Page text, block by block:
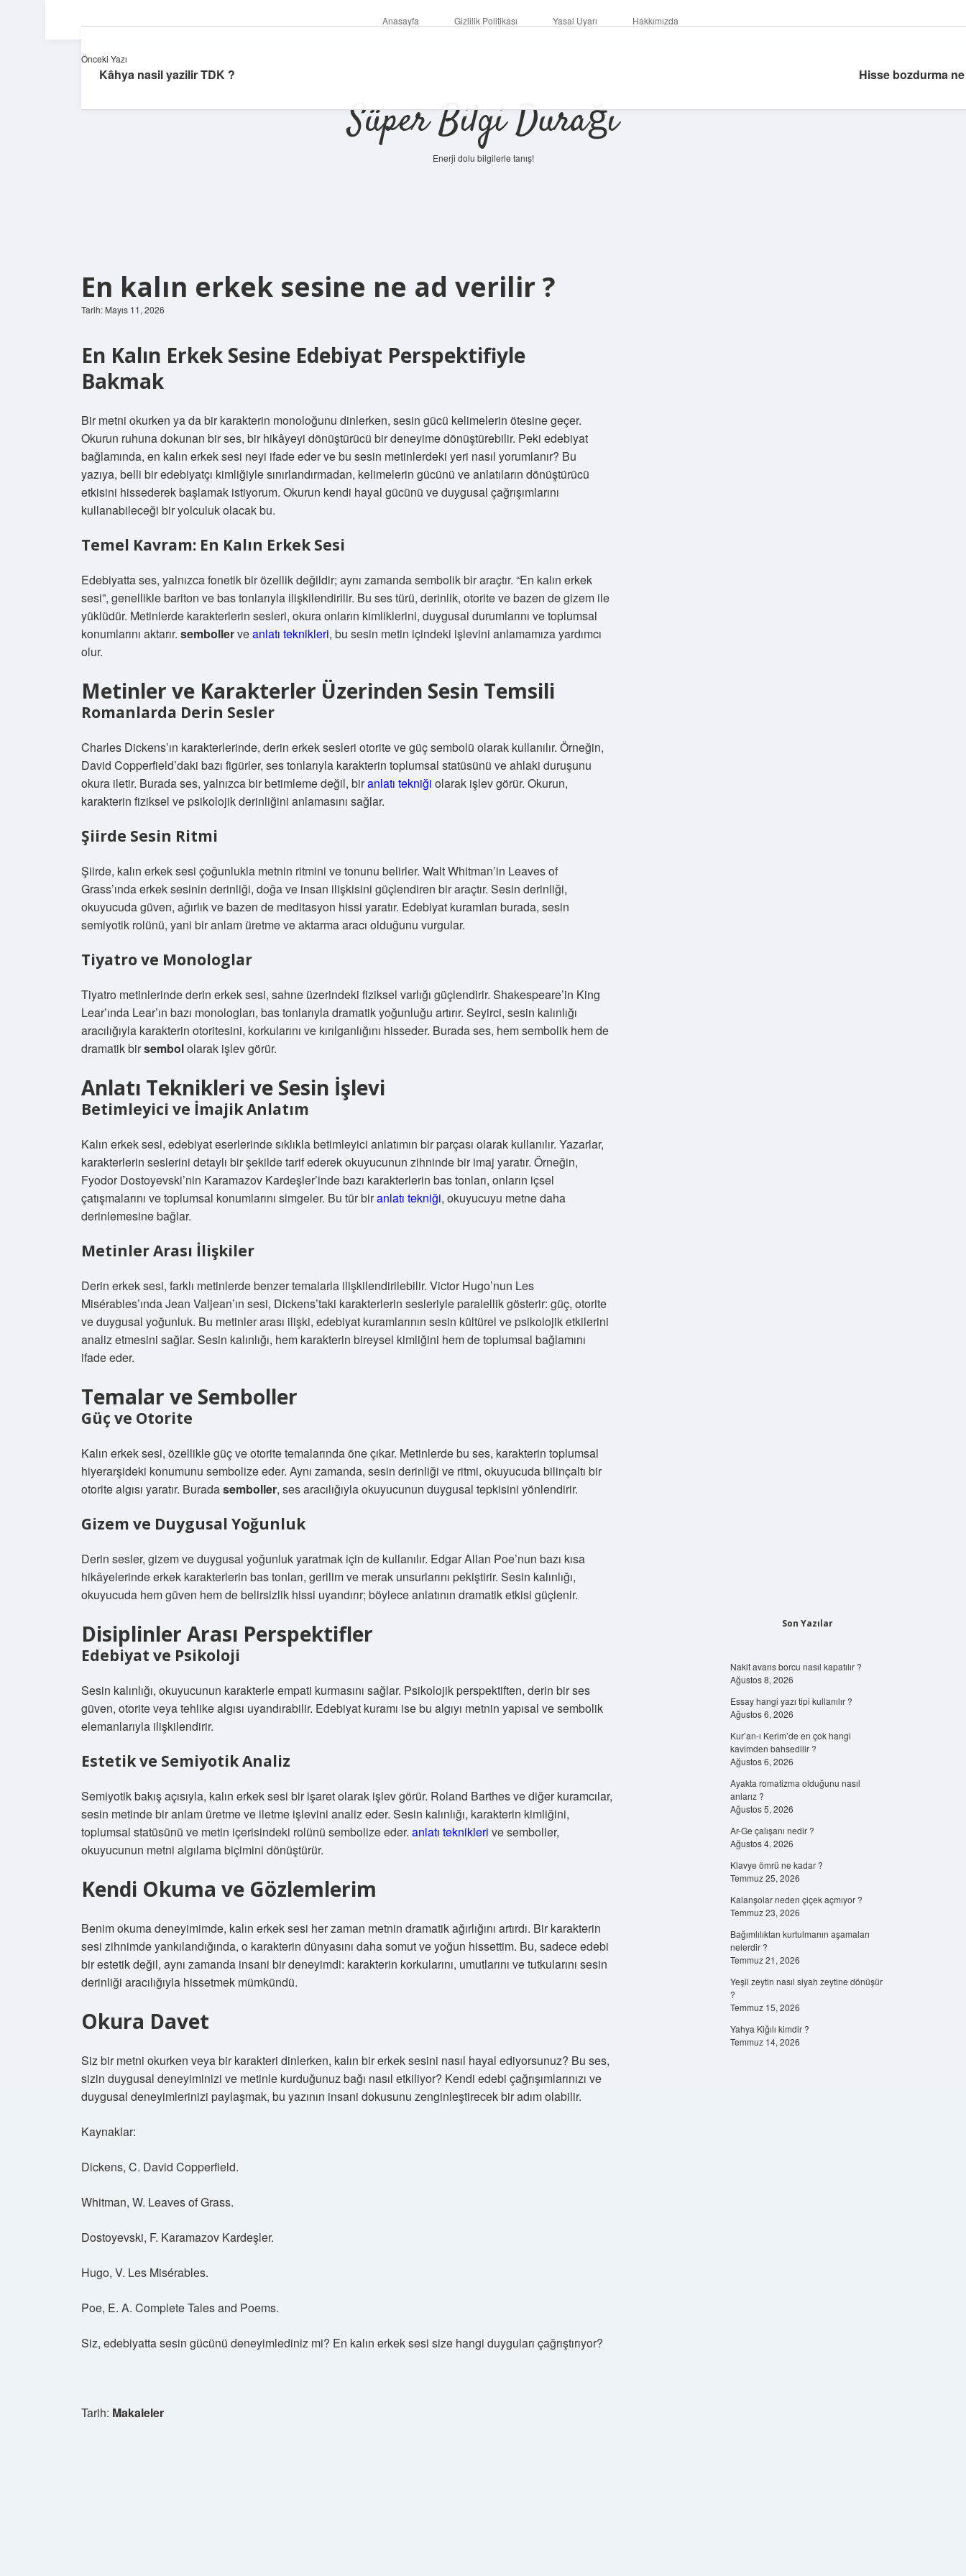
Anasayfa Gizlilik Politikası Yasal Uyarı Hakkımızda
Süper Bilgi Durağı
Enerji dolu bilgilerle tanış!
En kalın erkek sesine ne ad verilir ?
Tarih: Mayıs 11, 2026
En Kalın Erkek Sesine Edebiyat Perspektifiyle
Bakmak
Bir metni okurken ya da bir karakterin monoloğunu dinlerken, sesin gücü kelimelerin ötesine geçer.
Okurun ruhuna dokunan bir ses, bir hikâyeyi dönüştürücü bir deneyime dönüştürebilir. Peki edebiyat
bağlamında, en kalın erkek sesi neyi ifade eder ve bu sesin metinlerdeki yeri nasıl yorumlanır? Bu
yazıya, belli bir edebiyatçı kimliğiyle sınırlandırmadan, kelimelerin gücünü ve anlatıların dönüştürücü
etkisini hissederek başlamak istiyorum. Okurun kendi hayal gücünü ve duygusal çağrışımlarını
kullanabileceği bir yolculuk olacak bu.
Temel Kavram: En Kalın Erkek Sesi
Edebiyatta ses, yalnızca fonetik bir özellik değildir; aynı zamanda sembolik bir araçtır. “En kalın erkek
sesi”, genellikle bariton ve bas tonlarıyla ilişkilendirilir. Bu ses türü, derinlik, otorite ve bazen de gizem ile
yüklüdür. Metinlerde karakterlerin sesleri, okura onların kimliklerini, duygusal durumlarını ve toplumsal
konumlarını aktarır. sembollerveanlatı teknikleri, bu sesin metin içindeki işlevini anlamamıza yardımcı
olur.
Metinler ve Karakterler Üzerinden Sesin Temsili
Romanlarda Derin Sesler
Charles Dickens’ın karakterlerinde, derin erkek sesleri otorite ve güç sembolü olarak kullanılır. Örneğin,
David Copperfield’daki bazı figürler, ses tonlarıyla karakterin toplumsal statüsünü ve ahlaki duruşunu
okura iletir. Burada ses, yalnızca bir betimleme değil, biranlatı tekniği olarak işlev görür. Okurun,
karakterin fiziksel ve psikolojik derinliğini anlamasını sağlar.
Şiirde Sesin Ritmi
Şiirde, kalın erkek sesi çoğunlukla metnin ritmini ve tonunu belirler. Walt Whitman’in Leaves of
Grass’ında erkek sesinin derinliği, doğa ve insan ilişkisini güçlendiren bir araçtır. Sesin derinliği,
okuyucuda güven, ağırlık ve bazen de meditasyon hissi yaratır. Edebiyat kuramları burada, sesin
semiyotik rolünü, yani bir anlam üretme ve aktarma aracı olduğunu vurgular.
Tiyatro ve Monologlar
Tiyatro metinlerinde derin erkek sesi, sahne üzerindeki fiziksel varlığı güçlendirir. Shakespeare’in King
Lear’ında Lear’ın bazı monologları, bas tonlarıyla dramatik yoğunluğu artırır. Seyirci, sesin kalınlığı
aracılığıyla karakterin otoritesini, korkularını ve kırılganlığını hisseder. Burada ses, hem sembolik hem de
dramatik birsembololarak işlev görür.
Anlatı Teknikleri ve Sesin İşlevi
Betimleyici ve İmajik Anlatım
Kalın erkek sesi, edebiyat eserlerinde sıklıkla betimleyici anlatımın bir parçası olarak kullanılır. Yazarlar,
karakterlerin seslerini detaylı bir şekilde tarif ederek okuyucunun zihninde bir imaj yaratır. Örneğin,
Fyodor Dostoyevski’nin Karamazov Kardeşler’inde bazı karakterlerin bas tonları, onların içsel
çatışmalarını ve toplumsal konumlarını simgeler. Bu tür biranlatı tekniği, okuyucuyu metne daha
derinlemesine bağlar.
Metinler Arası İlişkiler
Derin erkek sesi, farklı metinlerde benzer temalarla ilişkilendirilebilir. Victor Hugo’nun Les
Misérables’ında Jean Valjean’ın sesi, Dickens’taki karakterlerin sesleriyle paralellik gösterir: güç, otorite
ve duygusal yoğunluk. Bu metinler arası ilişki, edebiyat kuramlarının sesin kültürel ve psikolojik etkilerini
analiz etmesini sağlar. Sesin kalınlığı, hem karakterin bireysel kimliğini hem de toplumsal bağlamını
ifade eder.
Temalar ve Semboller
Güç ve Otorite
Kalın erkek sesi, özellikle güç ve otorite temalarında öne çıkar. Metinlerde bu ses, karakterin toplumsal
hiyerarşideki konumunu sembolize eder. Aynı zamanda, sesin derinliği ve ritmi, okuyucuda bilinçaltı bir
otorite algısı yaratır. Buradasemboller, ses aracılığıyla okuyucunun duygusal tepkisini yönlendirir.
Gizem ve Duygusal Yoğunluk
Derin sesler, gizem ve duygusal yoğunluk yaratmak için de kullanılır. Edgar Allan Poe’nun bazı kısa
hikâyelerinde erkek karakterlerin bas tonları, gerilim ve merak unsurlarını pekiştirir. Sesin kalınlığı,
okuyucuda hem güven hem de belirsizlik hissi uyandırır; böylece anlatının dramatik etkisi güçlenir.
Disiplinler Arası Perspektifler
Edebiyat ve Psikoloji
Sesin kalınlığı, okuyucunun karakterle empati kurmasını sağlar. Psikolojik perspektiften, derin bir ses
güven, otorite veya tehlike algısı uyandırabilir. Edebiyat kuramı ise bu algıyı metnin yapısal ve sembolik
elemanlarıyla ilişkilendirir.
Estetik ve Semiyotik Analiz
Semiyotik bakış açısıyla, kalın erkek sesi bir işaret olarak işlev görür. Roland Barthes ve diğer kuramcılar,
sesin metinde bir anlam üretme ve iletme işlevini analiz eder. Sesin kalınlığı, karakterin kimliğini,
toplumsal statüsünü ve metin içerisindeki rolünü sembolize eder. anlatı teknikleri ve semboller,
okuyucunun metni algılama biçimini dönüştürür.
Kendi Okuma ve Gözlemlerim
Benim okuma deneyimimde, kalın erkek sesi her zaman metnin dramatik ağırlığını artırdı. Bir karakterin
sesi zihnimde yankılandığında, o karakterin dünyasını daha somut ve yoğun hissettim. Bu, sadece edebi
bir estetik değil, aynı zamanda insani bir deneyimdi: karakterin korkularını, umutlarını ve tutkularını sesin
derinliği aracılığıyla hissetmek mümkündü.
Okura Davet
Siz bir metni okurken veya bir karakteri dinlerken, kalın bir erkek sesini nasıl hayal ediyorsunuz? Bu ses,
sizin duygusal deneyiminizi ve metinle kurduğunuz bağı nasıl etkiliyor? Kendi edebi çağrışımlarınızı ve
duygusal deneyimlerinizi paylaşmak, bu yazının insani dokusunu zenginleştirecek bir adım olabilir.
Kaynaklar:
Dickens, C. David Copperfield.
Whitman, W. Leaves of Grass.
Dostoyevski, F. Karamazov Kardeşler.
Hugo, V. Les Misérables.
Poe, E. A. Complete Tales and Poems.
Siz, edebiyatta sesin gücünü deneyimlediniz mi? En kalın erkek sesi size hangi duyguları çağrıştırıyor?
Tarih: Makaleler
Önceki Yazı
Kâhya nasil yazilir TDK ? Hisse bozdurma
Son Yazılar
Nakit avans borcu nasıl kapatılır ?
Ağustos 8, 2026
Essay hangi yazı tipi kullanılır ?
Ağustos 6, 2026
Kur’an-ı Kerim’de en çok hangi
kavimden bahsedilir ?
Ağustos 6, 2026
Ayakta romatizma olduğunu nasıl
anlarız ?
Ağustos 5, 2026
Ar-Ge çalışanı nedir ?
Ağustos 4, 2026
Klavye ömrü ne kadar ?
Temmuz 25, 2026
Kalanşolar neden çiçek açmıyor ?
Temmuz 23, 2026
Bağımlılıktan kurtulmanın aşamaları
nelerdir ?
Temmuz 21, 2026
Yeşil zeytin nasıl siyah zeytine dönüşür
?
Temmuz 15, 2026
Yahya Kiğılı kimdir ?
Temmuz 14, 2026